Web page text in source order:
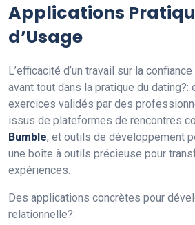
Applications
d’Usage
L’efficacité d’un travail sur la
avant tout dans la pratique du dating?:
exercices validés par des
issus de plateformes de rencontres
Bumble, et outils de développement
une boîte à outils précieuse pour
expériences.
Des applications concrètes pour
relationnelle?: